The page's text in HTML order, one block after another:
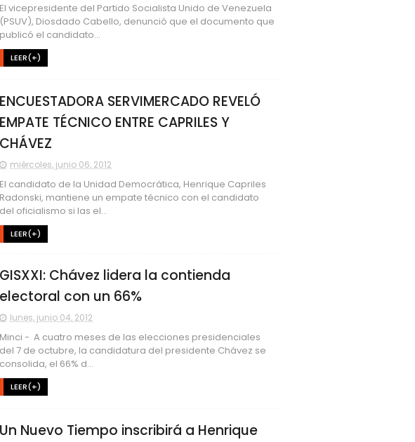
El vicepresidente del Partido Socialista Unido de Venezuela
(PSUV), Diosdado Cabello, denunció que el documento que
publicó el candidato...
LEER(+)
ENCUESTADORA SERVIMERCADO REVELÓ
EMPATE TÉCNICO ENTRE CAPRILES Y
CHÁVEZ
miércoles, junio 06, 2012
El candidato de la Unidad Democrática, Henrique Capriles
Radonski, mantiene un empate técnico con el candidato
del oficialismo si las el...
LEER(+)
GISXXI: Chávez lidera la contienda
electoral con un 66%
lunes, junio 04, 2012
Minci - A cuatro meses de las elecciones presidenciales
del 7 de octubre, la candidatura del presidente Chávez se
consolida, el 66% d...
LEER(+)
Un Nuevo Tiempo inscribirá a Henrique